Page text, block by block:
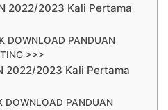
2022/2023 Kali Pertama
DOWNLOAD PANDUAN
>>>
2022/2023 Kali Pertama
DOWNLOAD PANDUAN